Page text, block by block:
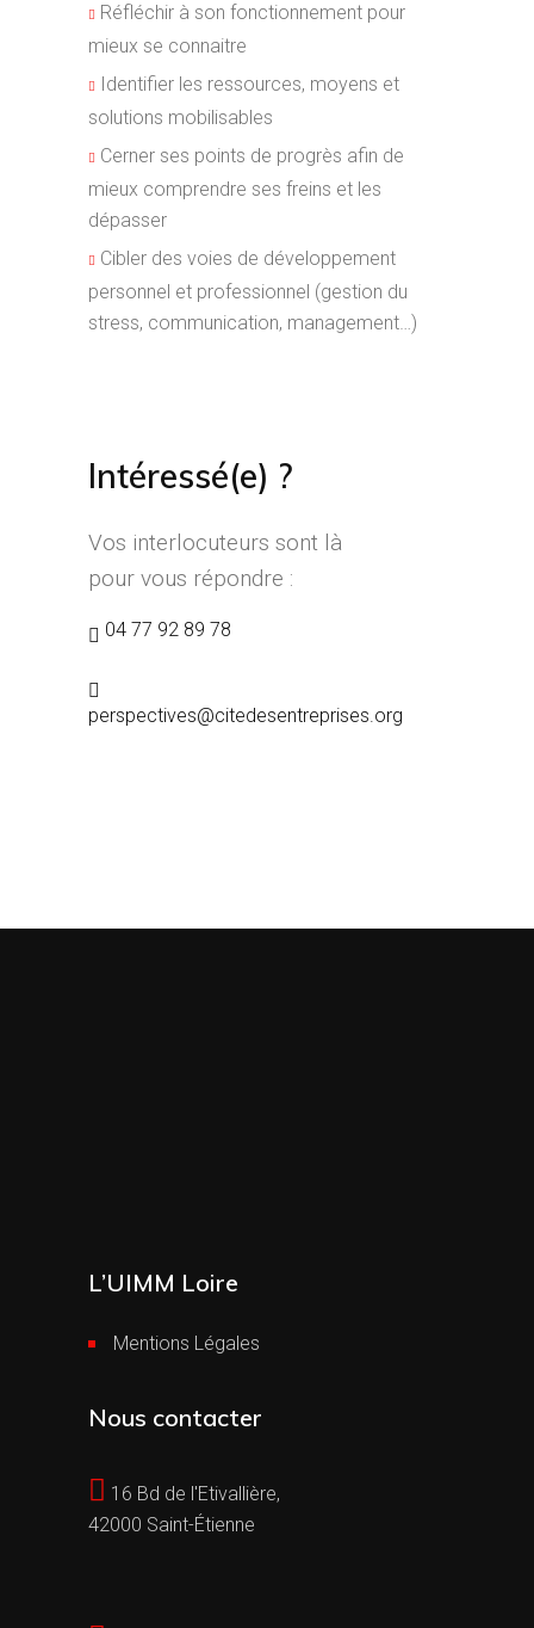
Réfléchir à son fonctionnement pour
mieux se connaitre
Identifier les ressources, moyens et
solutions mobilisables
Cerner ses points de progrès afin de
mieux comprendre ses freins et les
dépasser
Cibler des voies de développement
personnel et professionnel (gestion du
stress, communication, management…)
Intéressé(e) ?
Vos interlocuteurs sont là
pour vous répondre :
04 77 92 89 78
perspectives@citedesentreprises.org
L’UIMM Loire
Mentions Légales
Nous contacter
16 Bd de l'Etivallière,
42000 Saint-Étienne